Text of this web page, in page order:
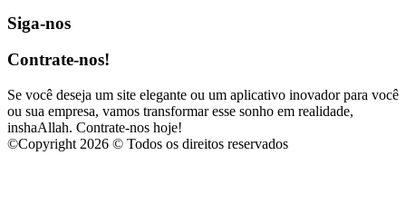
Siga-nos
Contrate-nos!
Se você deseja um site elegante ou um aplicativo inovador para você
ou sua empresa, vamos transformar esse sonho em realidade,
inshaAllah. Contrate-nos hoje!
©Copyright 2026 © Todos os direitos reservados